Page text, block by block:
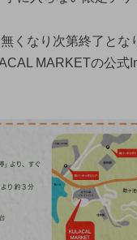
くなり次第終了とな
MARKETの公式